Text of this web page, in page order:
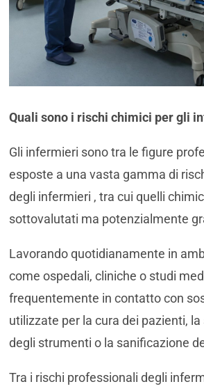
Quali sono i rischi chimici per gli
Gli infermieri sono tra le figure
esposte a una vasta gamma di
degli infermieri , tra cui quelli
sottovalutati ma potenzialmente
Lavorando quotidianamente in
come ospedali, cliniche o studi
frequentemente in contatto con
utilizzate per la cura dei pazienti,
degli strumenti o la sanificazione
Tra i rischi professionali degli